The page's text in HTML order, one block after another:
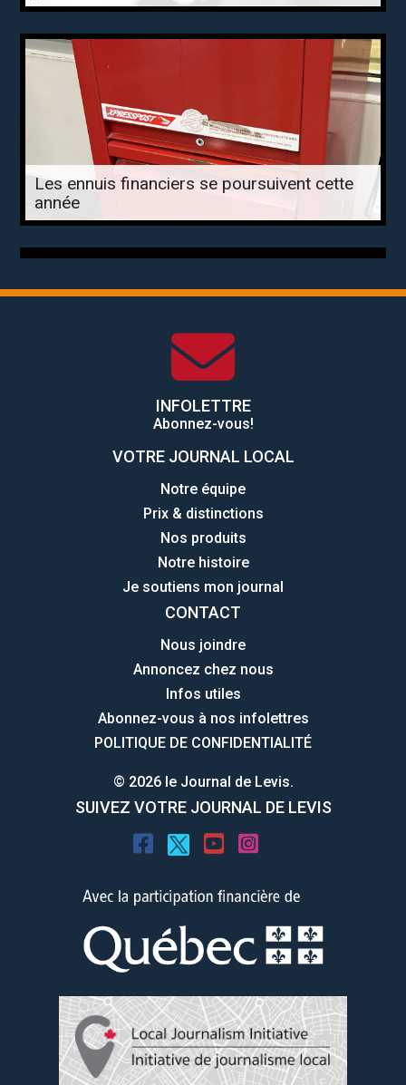
Les ennuis financiers se poursuivent cette
année
INFOLETTRE
Abonnez-vous!
VOTRE JOURNAL LOCAL
Notre équipe
Prix & distinctions
Nos produits
Notre histoire
Je soutiens mon journal
CONTACT
Nous joindre
Annoncez chez nous
Infos utiles
Abonnez-vous à nos infolettres
POLITIQUE DE CONFIDENTIALITÉ
© 2026 le Journal de Levis.
SUIVEZ VOTRE JOURNAL DE LEVIS